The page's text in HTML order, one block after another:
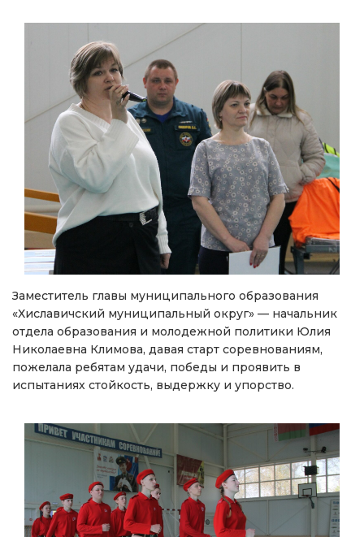
Заместитель главы муниципального образования
«Хиславичский муниципальный округ» — начальник
отдела образования и молодежной политики Юлия
Николаевна Климова, давая старт соревнованиям,
пожелала ребятам удачи, победы и проявить в
испытаниях стойкость, выдержку и упорство.